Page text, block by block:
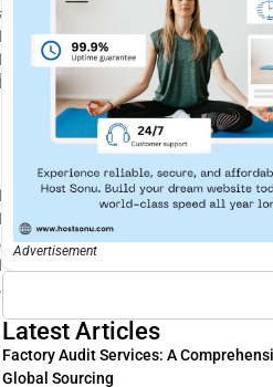
Advertisement
Latest Articles
Factory Audit Services: A
Global Sourcing